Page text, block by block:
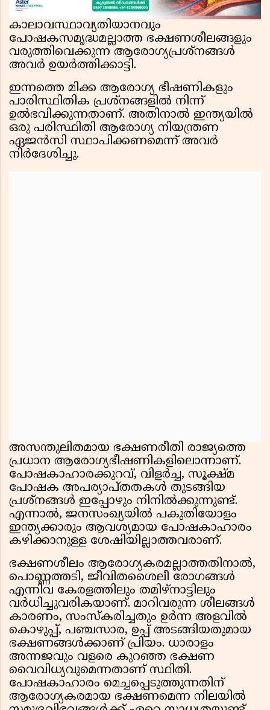
കാലാവസ്ഥാവ്യതിയാനവും
പോഷകസമൃദ്ധമല്ലാത്ത ഭക്ഷണശീലങ്ങളും
വരുത്തിവെക്കുന്ന ആരോഗ്യപ്രശ്നങ്ങള്‍
അവര്‍ ഉയര്‍ത്തിക്കാട്ടി.
ഇന്നത്തെ മിക്ക ആരോഗ്യ ഭീഷണികളും
പാരിസ്ഥിതിക പ്രശ്നങ്ങളില്‍ നിന്ന്
ഉല്‍ഭവിക്കുന്നതാണ്. അതിനാല്‍ ഇന്ത്യയില്‍
ഒരു പരിസ്ഥിതി ആരോഗ്യ നിയന്ത്രണ
ഏജന്‍സി സ്ഥാപിക്കണമെന്ന് അവര്‍
നിര്‍ദേശിച്ചു.
അസന്തുലിതമായ ഭക്ഷണരീതി രാജ്യത്തെ
പ്രധാന ആരോഗ്യഭീഷണികളിലൊന്നാണ്.
പോഷകാഹാരക്കുറവ്, വിളര്‍ച്ച, സൂക്ഷ്മ
പോഷക അപര്യാപ്തതകള്‍ തുടങ്ങിയ
പ്രശ്നങ്ങള്‍ ഇപ്പോഴും നിനില്‍ക്കുന്നുണ്ട്.
എന്നാല്‍, ജനസംഖ്യയില്‍ പകുതിയോളം
ഇന്ത്യക്കാരും ആവശ്യമായ പോഷകാഹാരം
കഴിക്കാനുള്ള ശേഷിയില്ലാത്തവരാണ്.
ഭക്ഷണശീലം ആരോഗ്യകരമല്ലാത്തതിനാല്‍,
പൊണ്ണത്തടി, ജീവിതശൈലീ രോഗങ്ങള്‍
എന്നിവ കേരളത്തിലും തമിഴ്നാട്ടിലും
വര്‍ധിച്ചുവരികയാണ്. മാറിവരുന്ന ശീലങ്ങള്‍
കാരണം, സംസ്‌കരിച്ചതും ഉര്‍ന്ന അളവില്‍
കൊഴുപ്പ്, പഞ്ചസാര, ഉപ്പ് അടങ്ങിയതുമായ
ഭക്ഷണങ്ങള്‍ക്കാണ് പ്രിയം. ധാരാളം
അന്നജവും വളരെ കുറഞ്ഞ ഭക്ഷണ
വൈവിധ്യവുമെന്നതാണ് സ്ഥിതി.
പോഷകാഹാരം മെച്ചപ്പെടുത്തുന്നതിന്
ആരോഗ്യകരമായ ഭക്ഷണമെന്ന നിലയില്‍